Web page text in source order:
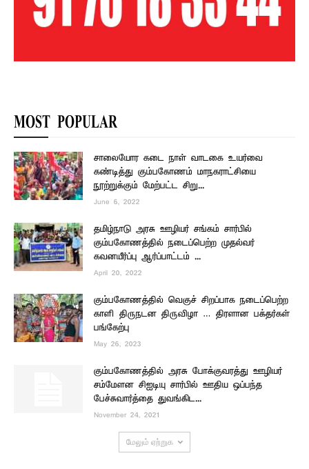
MOST POPULAR
சாலையோர கடை நாள் வாடகை உயர்வை
கண்டித்து கும்பகோணம் மாநகராட்சியை
நூற்றுக்கும் மேற்பட்ட சிறு...
June 6, 2022
தமிழ்நாடு அரசு ஊழியர் சங்கம் சார்பில்
கும்பகோணத்தில் நடைப்பெற்ற முதல்வர்
கவனயீர்ப்பு ஆர்ப்பாட்டம் ...
April 20, 2022
கும்பகோணத்தில் வெகுச் சிறப்பாக நடைப்பெற்ற
காளி திருநடன திருவிழா … திரளான பக்தர்கள்
பங்கேற்பு
May 26, 2023
கும்பகோணத்தில் அரசு போக்குவரத்து ஊழியர்
சம்மேளன சிஐடியு சார்பில் ஊதிய ஒப்பந்த
பேச்சுவார்த்தை துவங்கிட...
November 24, 2021
மேலும் ஏற்றுக